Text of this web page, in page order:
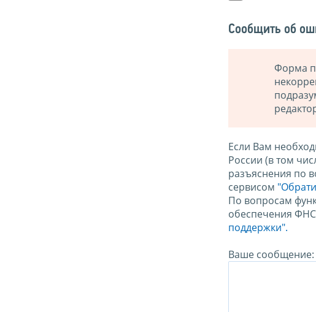
Сообщить об
Форма
Если Вам
России (в том
разъяснения по
сервисом
По вопросам
обеспечения
поддержки".
Ваше сообщение: